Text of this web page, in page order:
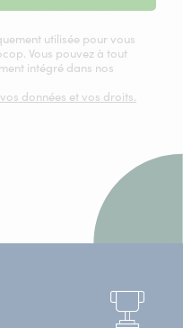
utilisée pour vous
Vous pouvez à tout
intégré dans nos
données et vos droits.